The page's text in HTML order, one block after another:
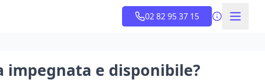
02 82 95 37 15
impegnata e disponibile?